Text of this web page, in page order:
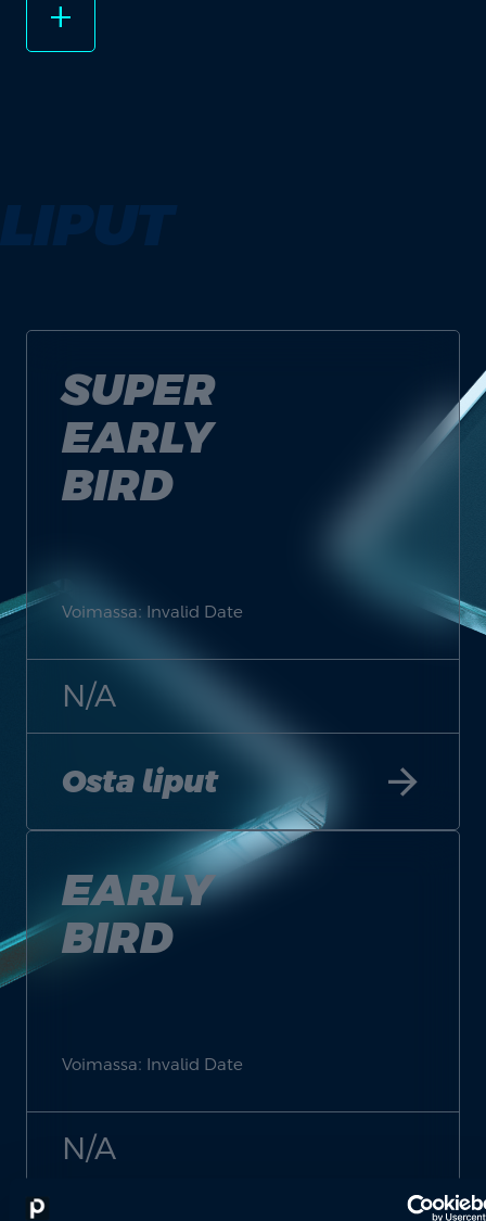
add_2
SUPER
EARLY
BIRD
Voimassa: Invalid Date
N/A
Osta liput arrow_forward
EARLY
BIRD
Voimassa: Invalid Date
N/A